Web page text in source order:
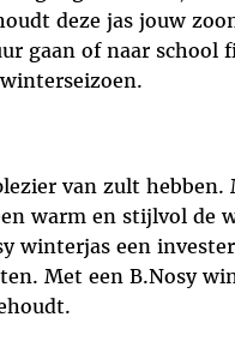
deze jas jouw
gaan of naar school
van zult hebben.
warm en stijlvol de
winterjas een
Met een B.Nosy